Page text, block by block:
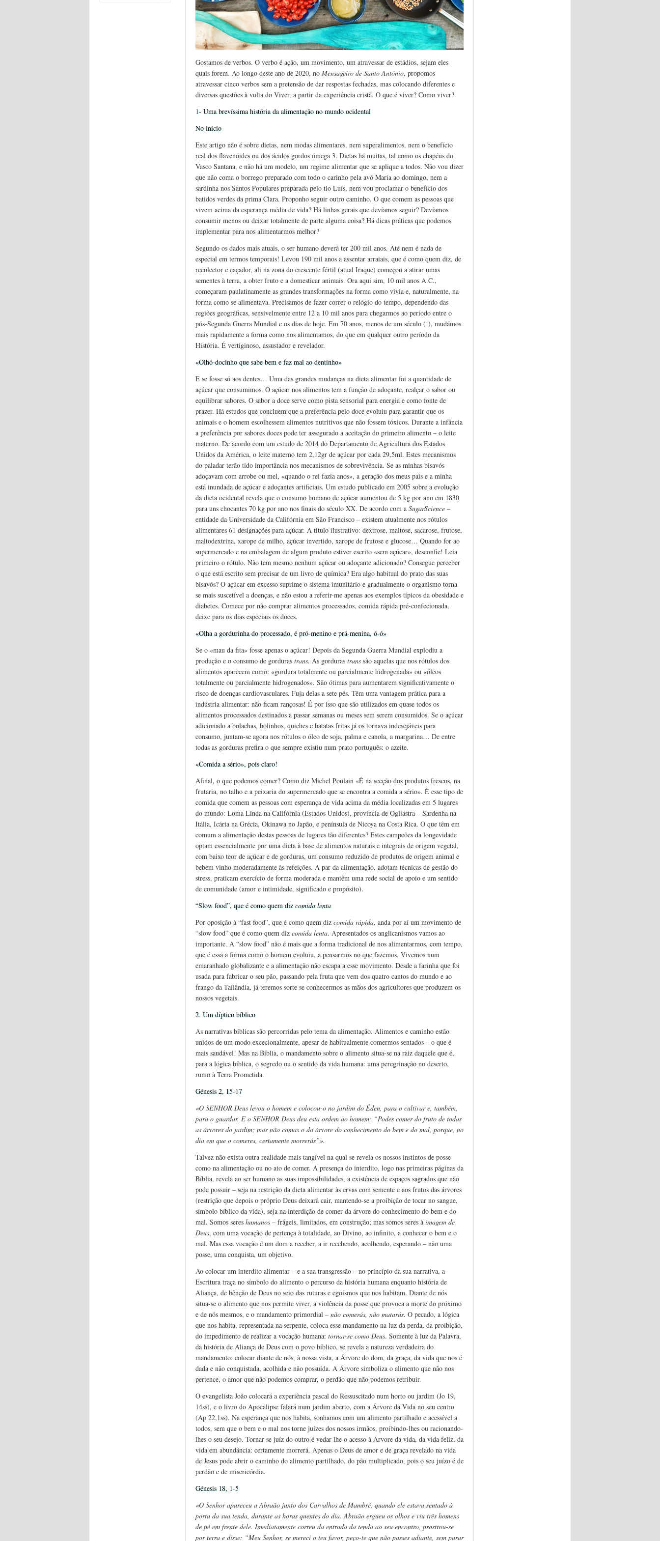
Gostamos de verbos. O verbo é ação, um movimento, um atravessar de estádios, sejam eles
quais forem. Ao longo deste ano de 2020, no Mensageiro de Santo António, propomos
atravessar cinco verbos sem a pretensão de dar respostas fechadas, mas colocando diferentes e
diversas questões à volta do Viver, a partir da experiência cristã. O que é viver? Como viver?
1- Uma brevíssima história da alimentação no mundo ocidental
No início
Este artigo não é sobre dietas, nem modas alimentares, nem superalimentos, nem o benefício
real dos flavenóides ou dos ácidos gordos ómega 3. Dietas há muitas, tal como os chapéus do
Vasco Santana, e não há um modelo, um regime alimentar que se aplique a todos. Não vou dizer
que não coma o borrego preparado com todo o carinho pela avó Maria ao domingo, nem a
sardinha nos Santos Populares preparada pelo tio Luís, nem vou proclamar o benefício dos
batidos verdes da prima Clara. Proponho seguir outro caminho. O que comem as pessoas que
vivem acima da esperança média de vida? Há linhas gerais que devíamos seguir? Devíamos
consumir menos ou deixar totalmente de parte alguma coisa? Há dicas práticas que podemos
implementar para nos alimentarmos melhor?
Segundo os dados mais atuais, o ser humano deverá ter 200 mil anos. Até nem é nada de
especial em termos temporais! Levou 190 mil anos a assentar arraiais, que é como quem diz, de
recolector e caçador, ali na zona do crescente fértil (atual Iraque) começou a atirar umas
sementes à terra, a obter fruto e a domesticar animais. Ora aqui sim, 10 mil anos A.C.,
começaram paulatinamente as grandes transformações na forma como vivia e, naturalmente, na
forma como se alimentava. Precisamos de fazer correr o relógio do tempo, dependendo das
regiões geográficas, sensivelmente entre 12 a 10 mil anos para chegarmos ao período entre o
pós-Segunda Guerra Mundial e os dias de hoje. Em 70 anos, menos de um século (!), mudámos
mais rapidamente a forma como nos alimentamos, do que em qualquer outro período da
História. É vertiginoso, assustador e revelador.
«Olhó-docinho que sabe bem e faz mal ao dentinho»
E se fosse só aos dentes… Uma das grandes mudanças na dieta alimentar foi a quantidade de
açúcar que consumimos. O açúcar nos alimentos tem a função de adoçante, realçar o sabor ou
equilibrar sabores. O sabor a doce serve como pista sensorial para energia e como fonte de
prazer. Há estudos que concluem que a preferência pelo doce evoluiu para garantir que os
animais e o homem escolhessem alimentos nutritivos que não fossem tóxicos. Durante a infância
a preferência por sabores doces pode ter assegurado a aceitação do primeiro alimento – o leite
materno. De acordo com um estudo de 2014 do Departamento de Agricultura dos Estados
Unidos da América, o leite materno tem 2,12gr de açúcar por cada 29,5ml. Estes mecanismos
do paladar terão tido importância nos mecanismos de sobrevivência. Se as minhas bisavós
adoçavam com arrobe ou mel, «quando o rei fazia anos», a geração dos meus pais e a minha
está inundada de açúcar e adoçantes artificiais. Um estudo publicado em 2005 sobre a evolução
da dieta ocidental revela que o consumo humano de açúcar aumentou de 5 kg por ano em 1830
para uns chocantes 70 kg por ano nos finais do século XX. De acordo com a SugarScience –
entidade da Universidade da Califórnia em São Francisco – existem atualmente nos rótulos
alimentares 61 designações para açúcar. A título ilustrativo: dextrose, maltose, sacarose, frutose,
maltodextrina, xarope de milho, açúcar invertido, xarope de frutose e glucose… Quando for ao
supermercado e na embalagem de algum produto estiver escrito «sem açúcar», desconfie! Leia
primeiro o rótulo. Não tem mesmo nenhum açúcar ou adoçante adicionado? Consegue perceber
o que está escrito sem precisar de um livro de química? Era algo habitual do prato das suas
bisavós? O açúcar em excesso suprime o sistema imunitário e gradualmente o organismo torna-
se mais suscetível a doenças, e não estou a referir-me apenas aos exemplos típicos da obesidade e
diabetes. Comece por não comprar alimentos processados, comida rápida pré-confecionada,
deixe para os dias especiais os doces.
«Olha a gordurinha do processado, é pró-menino e prá-menina, ó-ó»
Se o «mau da fita» fosse apenas o açúcar! Depois da Segunda Guerra Mundial explodiu a
produção e o consumo de gorduras trans. As gorduras trans são aquelas que nos rótulos dos
alimentos aparecem como: «gordura totalmente ou parcialmente hidrogenada» ou «óleos
totalmente ou parcialmente hidrogenados». São ótimas para aumentarem significativamente o
risco de doenças cardiovasculares. Fuja delas a sete pés. Têm uma vantagem prática para a
indústria alimentar: não ficam rançosas! É por isso que são utilizados em quase todos os
alimentos processados destinados a passar semanas ou meses sem serem consumidos. Se o açúcar
adicionado a bolachas, bolinhos, quiches e batatas fritas já os tornava indesejáveis para
consumo, juntam-se agora nos rótulos o óleo de soja, palma e canola, a margarina… De entre
todas as gorduras prefira o que sempre existiu num prato português: o azeite.
«Comida a sério», pois claro!
Afinal, o que podemos comer? Como diz Michel Poulain «É na secção dos produtos frescos, na
frutaria, no talho e a peixaria do supermercado que se encontra a comida a sério». É esse tipo de
comida que comem as pessoas com esperança de vida acima da média localizadas em 5 lugares
do mundo: Loma Linda na Califórnia (Estados Unidos), província de Ogliastra – Sardenha na
Itália, Icária na Grécia, Okinawa no Japão, e península de Nicoya na Costa Rica. O que têm em
comum a alimentação destas pessoas de lugares tão diferentes? Estes campeões da longevidade
optam essencialmente por uma dieta à base de alimentos naturais e integrais de origem vegetal,
com baixo teor de açúcar e de gorduras, um consumo reduzido de produtos de origem animal e
bebem vinho moderadamente às refeições. A par da alimentação, adotam técnicas de gestão do
stress, praticam exercício de forma moderada e mantêm uma rede social de apoio e um sentido
de comunidade (amor e intimidade, significado e propósito).
“Slow food”, que é como quem dizcomida lenta
Por oposição à “fast food”, que é como quem diz comida rápida, anda por aí um movimento de
“slow food” que é como quem diz comida lenta. Apresentados os anglicanismos vamos ao
importante. A “slow food” não é mais que a forma tradicional de nos alimentarmos, com tempo,
que é essa a forma como o homem evoluiu, a pensarmos no que fazemos. Vivemos num
emaranhado globalizante e a alimentação não escapa a esse movimento. Desde a farinha que foi
usada para fabricar o seu pão, passando pela fruta que vem dos quatro cantos do mundo e ao
frango da Tailândia, já teremos sorte se conhecermos as mãos dos agricultores que produzem os
nossos vegetais.
2. Um díptico bíblico
As narrativas bíblicas são percorridas pelo tema da alimentação. Alimentos e caminho estão
unidos de um modo excecionalmente, apesar de habitualmente comermos sentados – o que é
mais saudável! Mas na Bíblia, o mandamento sobre o alimento situa-se na raiz daquele que é,
para a lógica bíblica, o segredo ou o sentido da vida humana: uma peregrinação no deserto,
rumo à Terra Prometida.
Génesis 2, 15-17
«O SENHOR Deus levou o homem e colocou-o no jardim do Éden, para o cultivar e, também,
para o guardar. E o SENHOR Deus deu esta ordem ao homem: “Podes comer do fruto de todas
as árvores do jardim; mas não comas o da árvore do conhecimento do bem e do mal, porque, no
dia em que o comeres, certamente morrerás”».
Talvez não exista outra realidade mais tangível na qual se revela os nossos instintos de posse
como na alimentação ou no ato de comer. A presença do interdito, logo nas primeiras páginas da
Bíblia, revela ao ser humano as suas impossibilidades, a existência de espaços sagrados que não
pode possuir – seja na restrição da dieta alimentar às ervas com semente e aos frutos das árvores
(restrição que depois o próprio Deus deixará cair, mantendo-se a proibição de tocar no sangue,
símbolo bíblico da vida), seja na interdição de comer da árvore do conhecimento do bem e do
mal. Somos seres humanos – frágeis, limitados, em construção; mas somos seres à imagem de
Deus, com uma vocação de pertença à totalidade, ao Divino, ao infinito, a conhecer o bem e o
mal. Mas essa vocação é um dom a receber, a ir recebendo, acolhendo, esperando – não uma
posse, uma conquista, um objetivo.
Ao colocar um interdito alimentar – e a sua transgressão – no princípio da sua narrativa, a
Escritura traça no símbolo do alimento o percurso da história humana enquanto história de
Aliança, de bênção de Deus no seio das ruturas e egoísmos que nos habitam. Diante de nós
situa-se o alimento que nos permite viver, a violência da posse que provoca a morte do próximo
e de nós mesmos, e o mandamento primordial – não comerás, não matarás. O pecado, a lógica
que nos habita, representada na serpente, coloca esse mandamento na luz da perda, da proibição,
do impedimento de realizar a vocação humana: tornar-se como Deus. Somente à luz da Palavra,
da história de Aliança de Deus com o povo bíblico, se revela a natureza verdadeira do
mandamento: colocar diante de nós, à nossa vista, a Árvore do dom, da graça, da vida que nos é
dada e não conquistada, acolhida e não possuída. A Árvore simboliza o alimento que não nos
pertence, o amor que não podemos comprar, o perdão que não podemos retribuir.
O evangelista João colocará a experiência pascal do Ressuscitado num horto ou jardim (Jo 19,
14ss), e o livro do Apocalipse falará num jardim aberto, com a Árvore da Vida no seu centro
(Ap 22,1ss). Na esperança que nos habita, sonhamos com um alimento partilhado e acessível a
todos, sem que o bem e o mal nos torne juízes dos nossos irmãos, proibindo-lhes ou racionando-
lhes o seu desejo. Tornar-se juíz do outro é vedar-lhe o acesso à Árvore da vida, da vida feliz, da
vida em abundância: certamente morrerá. Apenas o Deus de amor e de graça revelado na vida
de Jesus pode abrir o caminho do alimento partilhado, do pão multiplicado, pois o seu juízo é de
perdão e de misericórdia.
Génesis 18, 1-5
«O Senhor apareceu a Abraão junto dos Carvalhos de Mambré, quando ele estava sentado à
porta da sua tenda, durante as horas quentes do dia. Abraão ergueu os olhos e viu três homens
de pé em frente dele. Imediatamente correu da entrada da tenda ao seu encontro, prostrou-se
por terra e disse: “Meu Senhor, se mereci o teu favor, peço-te que não passes adiante, sem parar